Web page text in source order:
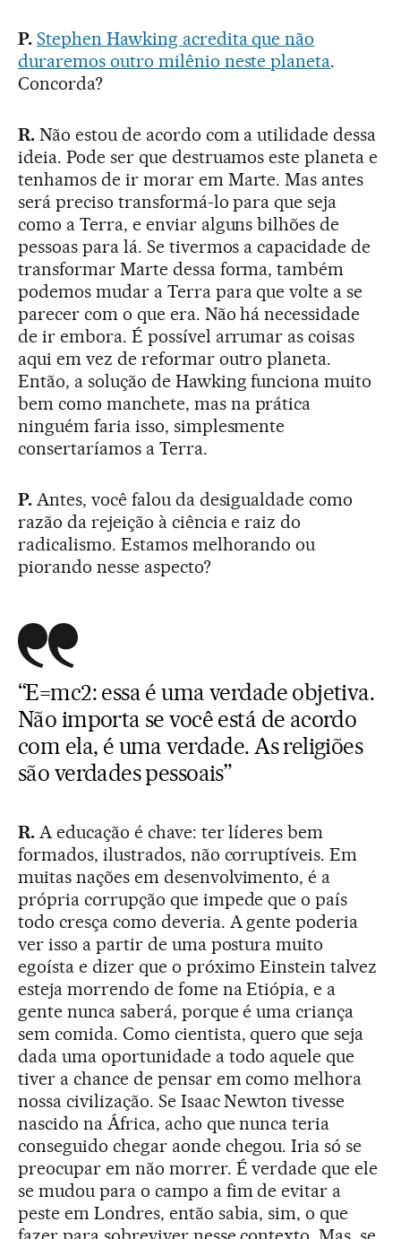
P. Stephen Hawking acredita que não
duraremos outro milênio neste planeta.
Concorda?
R.Não estou de acordo com a utilidade dessa
ideia. Pode ser que destruamos este planeta e
tenhamos de ir morar em Marte. Mas antes
será preciso transformá-lo para que seja
como a Terra, e enviar alguns bilhões de
pessoas para lá. Se tivermos a capacidade de
transformar Marte dessa forma, também
podemos mudar a Terra para que volte a se
parecer com o que era. Não há necessidade
de ir embora. É possível arrumar as coisas
aqui em vez de reformar outro planeta.
Então, a solução de Hawking funciona muito
bem como manchete, mas na prática
ninguém faria isso, simplesmente
consertaríamos a Terra.
P.Antes, você falou da desigualdade como
razão da rejeição à ciência e raiz do
radicalismo. Estamos melhorando ou
piorando nesse aspecto?
“E=mc2: essa é uma verdade objetiva.
Não importa se você está de acordo
com ela, é uma verdade. As religiões
são verdades pessoais”
R.A educação é chave: ter líderes bem
formados, ilustrados, não corruptíveis. Em
muitas nações em desenvolvimento, é a
própria corrupção que impede que o país
todo cresça como deveria. A gente poderia
ver isso a partir de uma postura muito
egoísta e dizer que o próximo Einstein talvez
esteja morrendo de fome na Etiópia, e a
gente nunca saberá, porque é uma criança
sem comida. Como cientista, quero que seja
dada uma oportunidade a todo aquele que
tiver a chance de pensar em como melhora
nossa civilização. Se Isaac Newton tivesse
nascido na África, acho que nunca teria
conseguido chegar aonde chegou. Iria só se
preocupar em não morrer. É verdade que ele
se mudou para o campo a fim de evitar a
peste em Londres, então sabia, sim, o que